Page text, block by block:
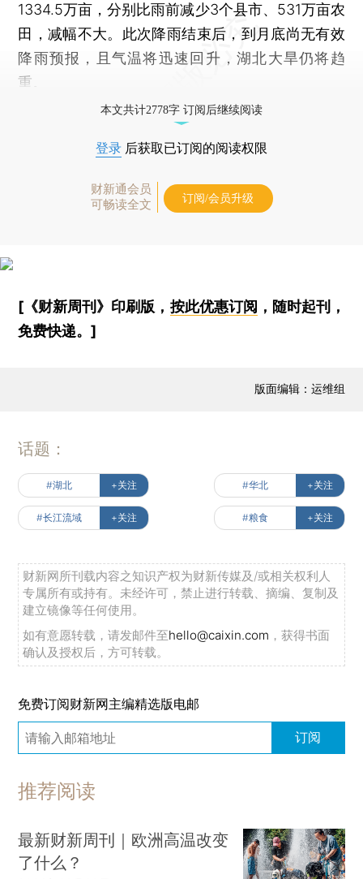
1334.5万亩，分别比雨前减少3个县市、531万亩农
田，减幅不大。此次降雨结束后，到月底尚无有效
降雨预报，且气温将迅速回升，湖北大旱仍将趋
重。
本文共计2778字 订阅后继续阅读
登录 后获取已订阅的阅读权限
财新通会员
可畅读全文
订阅/会员升级
[《财新周刊》印刷版， 按此优惠订阅 ，随时起刊，
免费快递。]
版面编辑：运维组
话题：
#湖北 +关注 #华北 +关注
#长江流域 +关注 #粮食 +关注
财新网所刊载内容之知识产权为财新传媒及/或相关权利人
专属所有或持有。未经许可，禁止进行转载、摘编、复制及
建立镜像等任何使用。
如有意愿转载，请发邮件至hello@caixin.com ，获得书面
确认及授权后，方可转载。
免费订阅财新网主编精选版电邮
订阅
推荐阅读
最新财新周刊｜欧洲高温改变
了什么？